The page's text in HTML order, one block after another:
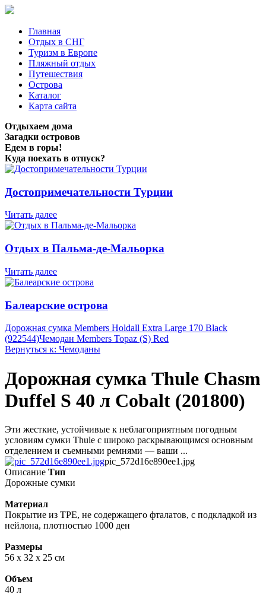
Главная
Отдых в СНГ
Туризм в Европе
Пляжный отдых
Путешествия
Острова
Каталог
Карта сайта
Отдыхаем дома
Загадки островов
Едем в горы!
Куда поехать в отпуск?
Достопримечательности Турции
Читать далее
Отдых в Пальма-де-Мальорка
Читать далее
Балеарские острова
Дорожная сумка Members Holdall Extra Large 170 Black
(922544)Чемодан Members Topaz (S) Red
Вернуться к: Чемоданы
Дорожная сумка Thule Chasm
Duffel S 40 л Cobalt (201800)
Эти жесткие, устойчивые к неблагоприятным погодным
условиям сумки Thule с широко раскрывающимся основным
отделением и съемными ремнями — ваши ...
pic_572d16e890ee1.jpg
Описание Тип
Дорожные сумки
Материал
Покрытие из TPE, не содержащего фталатов, с подкладкой из
нейлона, плотностью 1000 ден
Размеры
56 x 32 x 25 см
Объем
40 л